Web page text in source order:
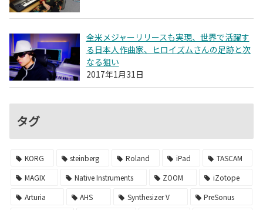
全米メジャーリリースも実現、世界で活躍す
る日本人作曲家、ヒロイズムさんの足跡と次
なる狙い
2017年1月31日
タグ
KORG steinberg Roland iPad
TASCAM
MAGIX
Native Instruments ZOOM
iZotope
Arturia
AHS Synthesizer V
PreSonus